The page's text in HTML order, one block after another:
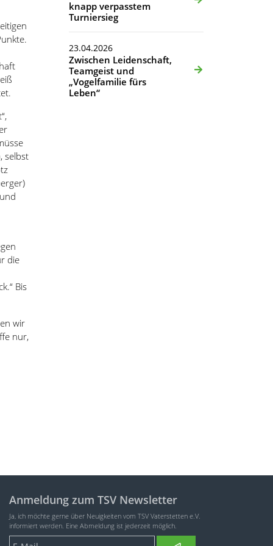
selbst
die
Bis
wir
nur,
knapp verpasstem
Turniersieg
23.04.2026
Zwischen Leidenschaft,
Teamgeist und
„Vogelfamilie fürs
Leben“
Anmeldung zum TSV Newsletter
Ja, ich möchte gerne über Neuigkeiten vom TSV Vaterstetten e.V.
informiert werden. Eine Abmeldung ist jederzeit möglich.